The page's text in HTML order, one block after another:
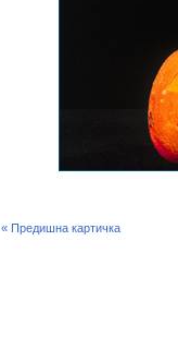
« Предишна картичка